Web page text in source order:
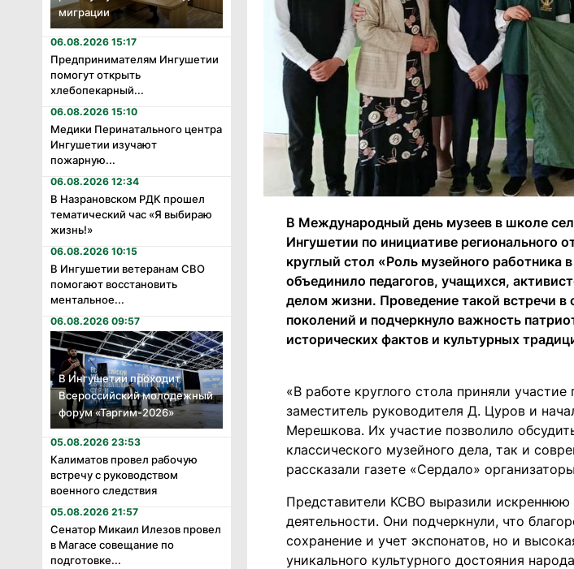
миграции
06.08.2026 15:17
Предпринимателям Ингушетии
помогут открыть
хлебопекарный...
06.08.2026 15:10
Медики Перинатального центра
Ингушетии изучают
пожарную...
06.08.2026 12:34
В Назрановском РДК прошел
тематический час «Я выбираю
жизнь!»
06.08.2026 10:15
В Ингушетии ветеранам СВО
помогают восстановить
ментальное...
06.08.2026 09:57
В Ингушетии проходит
Всероссийский молодежный
форум «Таргим-2026»
05.08.2026 23:53
Калиматов провел рабочую
встречу с руководством
военного следствия
05.08.2026 21:57
Сенатор Микаил Илезов провел
в Магасе совещание по
подготовке...
В Международный день музеев в школе
Ингушетии по инициативе регионального
круглый стол «Роль музейного работника
объединило педагогов, учащихся,
делом жизни. Проведение такой встречи
поколений и подчеркнуло важность
исторических фактов и культурных
«В работе круглого стола приняли
заместитель руководителя Д. Цуров и
Мерешкова. Их участие позволило
классического музейного дела, так и
рассказали газете «Сердало»
Представители КСВО выразили искреннюю
деятельности. Они подчеркнули, что
сохранение и учет экспонатов, но и
уникального культурного достояния